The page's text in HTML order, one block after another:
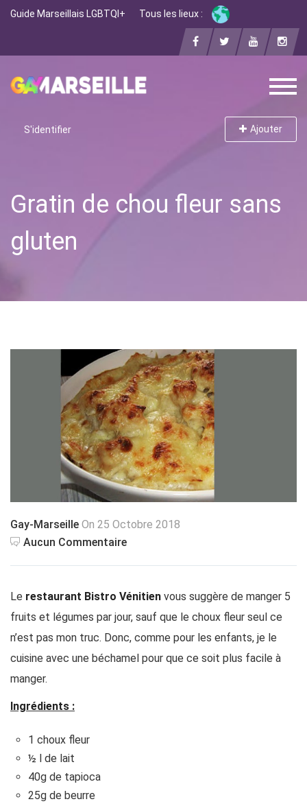
Guide Marseillais LGBTQI+ Tous les lieux :
S'identifier Ajouter
Gratin de chou fleur sans
gluten
Gay-Marseille On 25 Octobre 2018
Aucun Commentaire
Le restaurant Bistro Vénitien vous suggère de manger 5
fruits et légumes par jour, sauf que le choux fleur seul ce
n’est pas mon truc. Donc, comme pour les enfants, je le
cuisine avec une béchamel pour que ce soit plus facile à
manger.
Ingrédients :
1 choux fleur
½ l de lait
40g de tapioca
25g de beurre